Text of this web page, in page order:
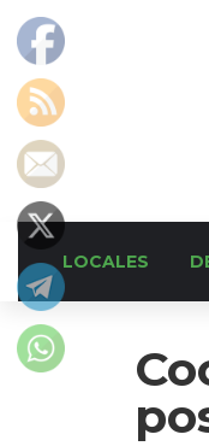
LOCALES